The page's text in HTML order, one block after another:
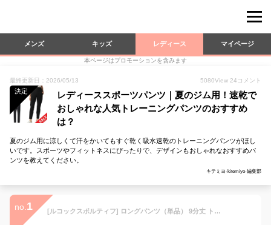
メンズ キッズ レディース マイページ
本ページはプロモーションを含みます
最終更新日：2026/05/13 5080View 24 コメント
決定
レディーススポーツパンツ｜夏のジム用！速乾で
おしゃれな人気トレーニングパンツのおすすめ
は？
夏のジム用に涼しくて汗をかいてもすぐ乾く吸水速乾のトレーニングパンツがほし
いです。スポーツやフィットネスにぴったりで、デザインもおしゃれなおすすめパ
ンツを教えてください。
キテミヨ-kitemiyo-編集部
no. 1 [ルコックスポルティフ] ロングパンツ（単品） 9分丈 トレーニング 吸汗 ストレッチ レディース ネイビー M